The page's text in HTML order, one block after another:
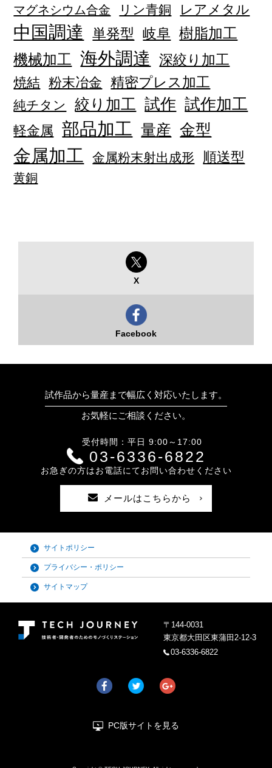
マグネシウム合金 リン青銅 レアメタル
中国調達 単発型 岐阜 樹脂加工
機械加工 海外調達 深絞り加工
焼結 粉末冶金 精密プレス加工
純チタン 絞り加工 試作 試作加工
軽金属 部品加工 量産 金型
金属加工 金属粉末射出成形 順送型
黄銅
X
Facebook
試作品から量産まで幅広く対応いたします。
お気軽にご相談ください。
受付時間：平日 9:00～17:00
03-6336-6822
お急ぎの方はお電話にてお問い合わせください
メールはこちらから
サイトポリシー
プライバシー・ポリシー
サイトマップ
〒144-0031
東京都大田区東蒲田2-12-3
03-6336-6822
PC版サイトを見る